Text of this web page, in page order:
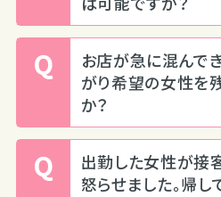
Q
お店が急に混んで
がり希望の女性を
か？
Q
出勤した女性が接
怒らせました。帰し